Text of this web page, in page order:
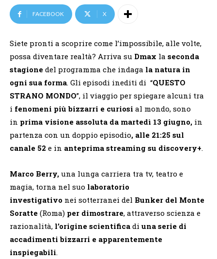
FACEBOOK X
Siete pronti a scoprire come l’impossibile, alle volte,
possa diventare realtà? Arriva su Dmax la seconda
stagione del programma che indaga la natura in
ogni sua forma. Gli episodi inediti di “QUESTO
STRANO MONDO”, il viaggio per spiegare alcuni tra
i fenomeni più bizzarri e curiosi al mondo, sono
in prima visione assoluta da martedì 13 giugno, in
partenza con un doppio episodio, alle 21:25 sul
canale 52 e in anteprima streaming su discovery+.
Marco Berry, una lunga carriera tra tv, teatro e
magia, torna nel suo laboratorio
investigativo nei sotterranei del Bunker del Monte
Soratte (Roma) per dimostrare, attraverso scienza e
razionalità, l’origine scientifica di una serie di
accadimenti bizzarri e apparentemente
inspiegabili.